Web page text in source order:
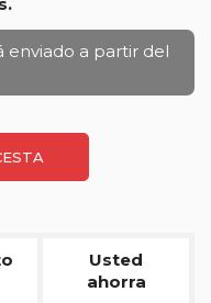
enviado a partir del
Usted
ahorra